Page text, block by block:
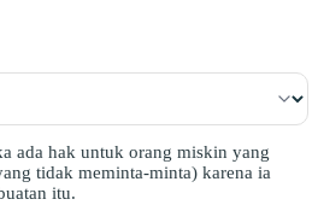
ada hak untuk orang miskin yang
tidak meminta-minta) karena ia
itu.